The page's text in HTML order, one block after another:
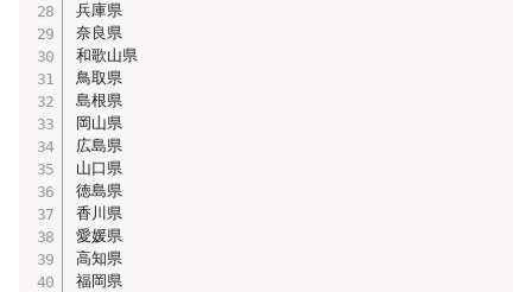
兵庫県
奈良県
和歌山県
鳥取県
島根県
岡山県
広島県
山口県
徳島県
香川県
愛媛県
高知県
福岡県